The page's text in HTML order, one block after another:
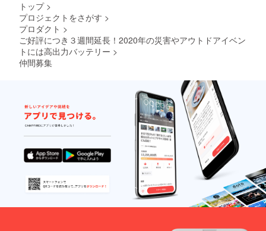
トップ >
プロジェクトをさがす >
プロダクト >
ご好評につき３週間延長！2020年の災害やアウトドアイベン
トには高出力バッテリー >
仲間募集